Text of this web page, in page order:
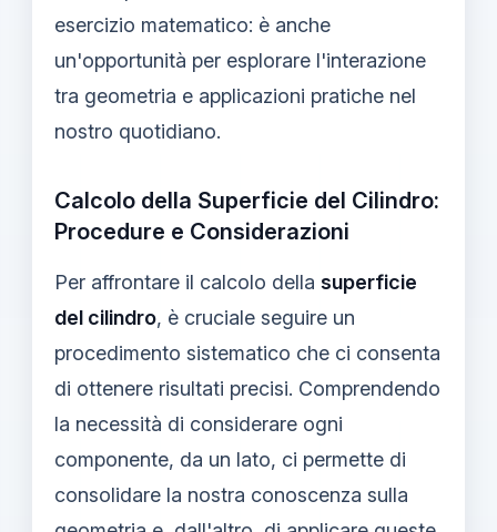
esercizio matematico: è anche
un'opportunità per esplorare l'interazione
tra geometria e applicazioni pratiche nel
nostro quotidiano.
Calcolo della Superficie del Cilindro:
Procedure e Considerazioni
Per affrontare il calcolo della superficie
del cilindro, è cruciale seguire un
procedimento sistematico che ci consenta
di ottenere risultati precisi. Comprendendo
la necessità di considerare ogni
componente, da un lato, ci permette di
consolidare la nostra conoscenza sulla